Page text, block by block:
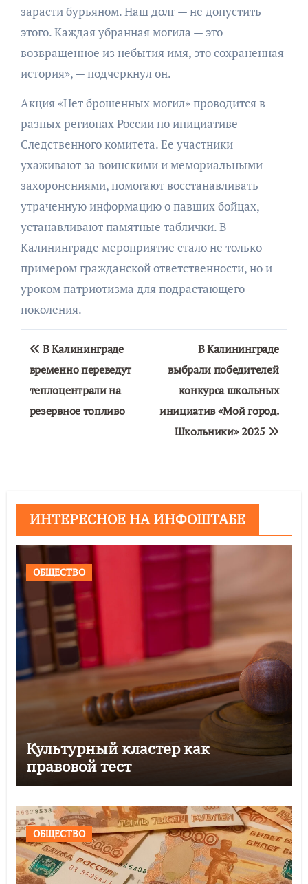
зарасти бурьяном. Наш долг — не допустить
этого. Каждая убранная могила — это
возвращенное из небытия имя, это сохраненная
история», — подчеркнул он.
Акция «Нет брошенных могил» проводится в
разных регионах России по инициативе
Следственного комитета. Ее участники
ухаживают за воинскими и мемориальными
захоронениями, помогают восстанавливать
утраченную информацию о павших бойцах,
устанавливают памятные таблички. В
Калининграде мероприятие стало не только
примером гражданской ответственности, но и
уроком патриотизма для подрастающего
поколения.
Навигация
по
записям
В Калининграде
временно переведут
теплоцентрали на
резервное топливо
В Калининграде
выбрали победителей
конкурса школьных
инициатив «Мой город.
Школьники» 2025
ИНТЕРЕСНОЕ НА ИНФОШТАБЕ
ОБЩЕСТВО
Культурный кластер как
правовой тест
ОБЩЕСТВО